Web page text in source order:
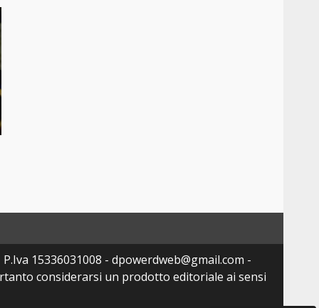
15336031008 - dpowerdweb@gmail.com -
considerarsi un prodotto editoriale ai sensi